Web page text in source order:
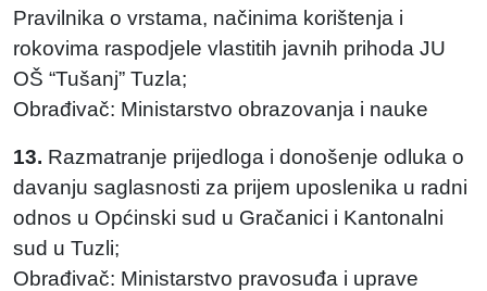
Pravilnika o vrstama, načinima korištenja i
rokovima raspodjele vlastitih javnih prihoda JU
OŠ “Tušanj” Tuzla;
Obrađivač: Ministarstvo obrazovanja i nauke
13. Razmatranje prijedloga i donošenje odluka o
davanju saglasnosti za prijem uposlenika u radni
odnos u Općinski sud u Gračanici i Kantonalni
sud u Tuzli;
Obrađivač: Ministarstvo pravosuđa i uprave